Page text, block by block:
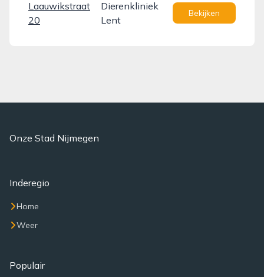
Laauwikstraat
20
Dierenkliniek
Lent
Bekijken
Onze Stad Nijmegen
Inderegio
Home
Weer
Populair